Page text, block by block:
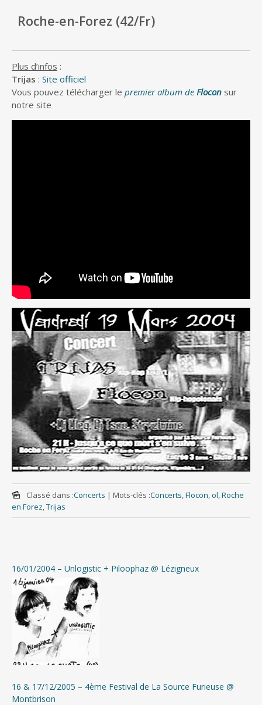
Roche-en-Forez (42/Fr)
Plus d’infos :
Trijas : Site officiel
Vous pouvez télécharger le premier album de Flocon sur
notre site
Classé dans :Concerts | Mots-clés :Concerts,Flocon,ol,Roche
en Forez,Trijas
16/01/2004 – Unlogistic + Piloophaz @ Lézigneux
16 & 17/12/2005 – 4ème Festival de La Source Furieuse @
Montbrison